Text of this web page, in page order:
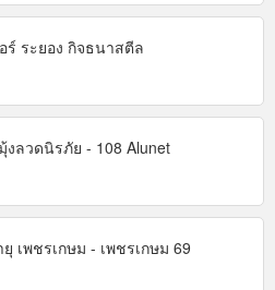
ร์ ระยอง กิจธนาสตีล
งลวดนิรภัย - 108 Alunet
เพชรเกษม - เพชรเกษม 69